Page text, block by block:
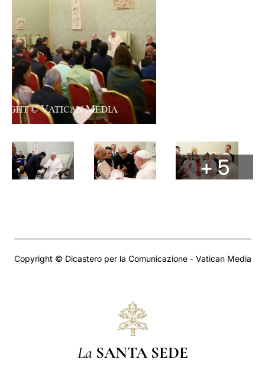
+ 5
Copyright © Dicastero per la Comunicazione - Vatican Media
La SANTA SEDE